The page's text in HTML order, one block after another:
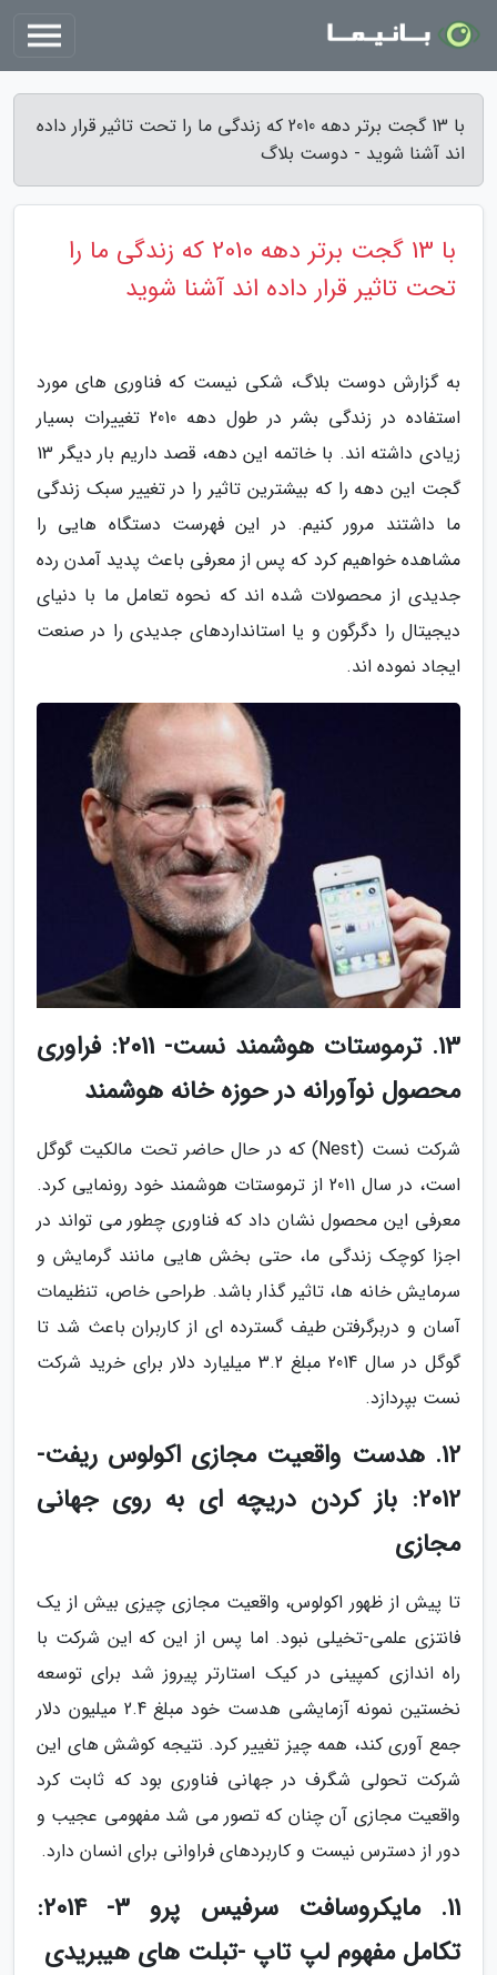
با 13 گجت برتر دهه 2010 که زندگی ما را تحت تاثیر قرار داده
اند آشنا شوید - دوست بلاگ
با 13 گجت برتر دهه 2010 که زندگی ما را
تحت تاثیر قرار داده اند آشنا شوید
به گزارش دوست بلاگ، شکی نیست که فناوری های مورد
استفاده در زندگی بشر در طول دهه 2010 تغییرات بسیار
زیادی داشته اند. با خاتمه این دهه، قصد داریم بار دیگر 13
گجت این دهه را که بیشترین تاثیر را در تغییر سبک زندگی
ما داشتند مرور کنیم. در این فهرست دستگاه هایی را
مشاهده خواهیم کرد که پس از معرفی باعث پدید آمدن رده
جدیدی از محصولات شده اند که نحوه تعامل ما با دنیای
دیجیتال را دگرگون و یا استانداردهای جدیدی را در صنعت
ایجاد نموده اند.
13. ترموستات هوشمند نست- 2011: فراوری
محصول نوآورانه در حوزه خانه هوشمند
شرکت نست (Nest) که در حال حاضر تحت مالکیت گوگل
است، در سال 2011 از ترموستات هوشمند خود رونمایی کرد.
معرفی این محصول نشان داد که فناوری چطور می تواند در
اجزا کوچک زندگی ما، حتی بخش هایی مانند گرمایش و
سرمایش خانه ها، تاثیر گذار باشد. طراحی خاص، تنظیمات
آسان و دربرگرفتن طیف گسترده ای از کاربران باعث شد تا
گوگل در سال 2014 مبلغ 3.2 میلیارد دلار برای خرید شرکت
نست بپردازد.
12. هدست واقعیت مجازی اکولوس ریفت-
2012: باز کردن دریچه ای به روی جهانی
مجازی
تا پیش از ظهور اکولوس، واقعیت مجازی چیزی بیش از یک
فانتزی علمی-تخیلی نبود. اما پس از این که این شرکت با
راه اندازی کمپینی در کیک استارتر پیروز شد برای توسعه
نخستین نمونه آزمایشی هدست خود مبلغ 2.4 میلیون دلار
جمع آوری کند، همه چیز تغییر کرد. نتیجه کوشش های این
شرکت تحولی شگرف در جهانی فناوری بود که ثابت کرد
واقعیت مجازی آن چنان که تصور می شد مفهومی عجیب و
دور از دسترس نیست و کاربردهای فراوانی برای انسان دارد.
11. مایکروسافت سرفیس پرو 3- 2014:
تکامل مفهوم لپ تاپ -تبلت های هیبریدی